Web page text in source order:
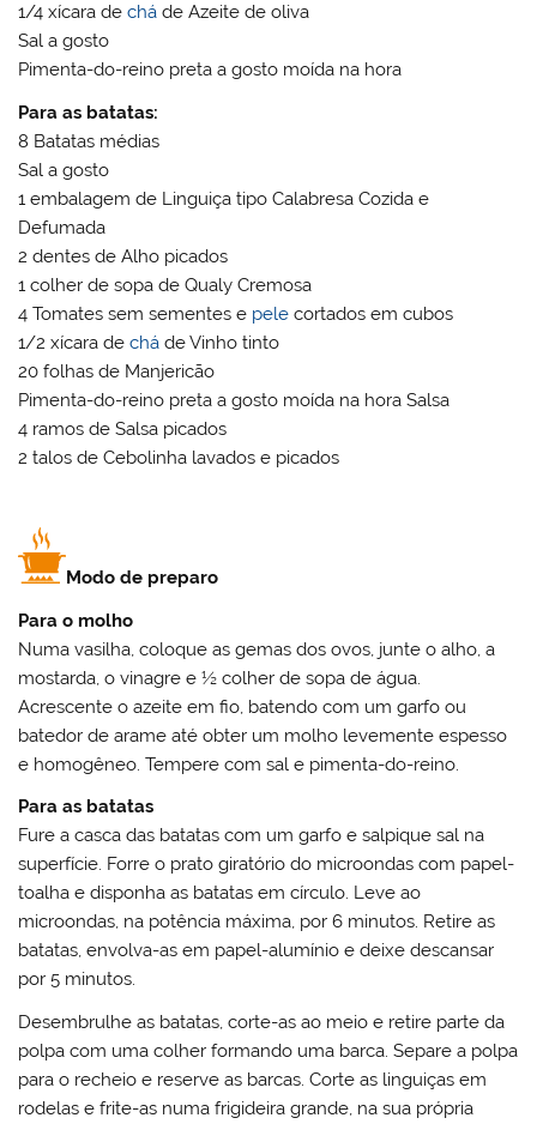
1/4 xícara dechá de Azeite de oliva
Sal a gosto
Pimenta-do-reino preta a gosto moída na hora
Para as batatas:
8 Batatas médias
Sal a gosto
1 embalagem de Linguiça tipo Calabresa Cozida e
Defumada
2 dentes de Alho picados
1 colher de sopa de Qualy Cremosa
4 Tomates sem sementes e pele cortados em cubos
1/2 xícara dechá de Vinho tinto
20 folhas de Manjericão
Pimenta-do-reino preta a gosto moída na hora Salsa
4 ramos de Salsa picados
2 talos de Cebolinha lavados e picados
Modo de preparo
Para o molho
Numa vasilha, coloque as gemas dos ovos, junte o alho, a
mostarda, o vinagre e ½ colher de sopa de água.
Acrescente o azeite em fio, batendo com um garfo ou
batedor de arame até obter um molho levemente espesso
e homogêneo. Tempere com sal e pimenta-do-reino.
Para as batatas
Fure a casca das batatas com um garfo e salpique sal na
superfície. Forre o prato giratório do microondas com papel-
toalha e disponha as batatas em círculo. Leve ao
microondas, na potência máxima, por 6 minutos. Retire as
batatas, envolva-as em papel-alumínio e deixe descansar
por 5 minutos.
Desembrulhe as batatas, corte-as ao meio e retire parte da
polpa com uma colher formando uma barca. Separe a polpa
para o recheio e reserve as barcas. Corte as linguiças em
rodelas e frite-as numa frigideira grande, na sua própria